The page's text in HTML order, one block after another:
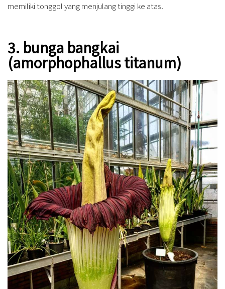
memiliki tonggol yang menjulang tinggi ke atas.
3. bunga bangkai
(amorphophallus titanum)